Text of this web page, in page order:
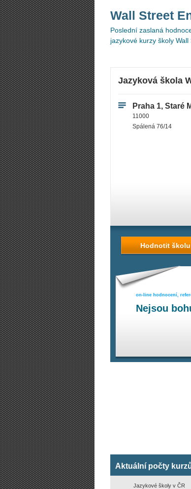
Wall Street
Poslední zaslaná
jazykové kurzy školy
Jazyková škola
Praha 1, Staré
11000
Spálená 76/14
Hodnotit školu
on-line hodnocení,
Nejsou
Aktuální počty
Jazykové školy v ČR